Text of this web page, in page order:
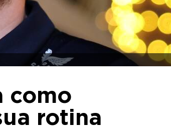
como
rotina